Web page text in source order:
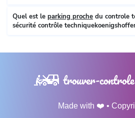
Quel est le parking proche du controle
sécurité contrôle
trouver-
Made with ❤️ •